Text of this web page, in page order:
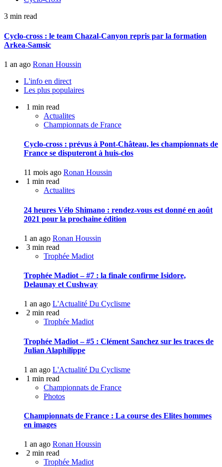
3 min read
Cyclo-cross : le team Chazal-Canyon repris par la formation
Arkea-Samsic
1 an ago Ronan Houssin
L'info en direct
Les plus populaires
1 min read
Actualites
Championnats de France
Cyclo-cross : prévus à Pont-Château, les championnats de
France se disputeront à huis-clos
11 mois ago Ronan Houssin
1 min read
Actualites
24 heures Vélo Shimano : rendez-vous est donné en août
2021 pour la prochaine édition
1 an ago Ronan Houssin
3 min read
Trophée Madiot
Trophée Madiot – #7 : la finale confirme Isidore,
Delaunay et Cushway
1 an ago L'Actualité Du Cyclisme
2 min read
Trophée Madiot
Trophée Madiot – #5 : Clément Sanchez sur les traces de
Julian Alaphilippe
1 an ago L'Actualité Du Cyclisme
1 min read
Championnats de France
Photos
Championnats de France : La course des Elites hommes
en images
1 an ago Ronan Houssin
2 min read
Trophée Madiot